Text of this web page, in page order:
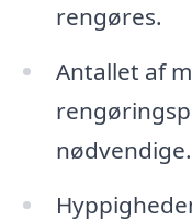
rengøres.
Antallet af
nødvendige.